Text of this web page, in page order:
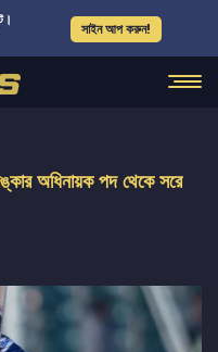
সাইন আপ করুন!
অধিনায়ক পদ থেকে সরে